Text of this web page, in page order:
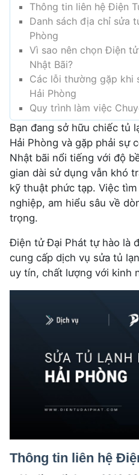
Thông tin liên hệ Điện
Danh sách địa chỉ sửa
Phòng
Vì sao nên chọn Điện
Nhật Bãi?
Các lỗi thường gặp khi
Hải Phòng
Quy trình làm việc
Bạn đang sở hữu chiếc tủ
Hải Phòng và gặp phải sự
Nhật bãi nổi tiếng với độ
gian dài sử dụng vẫn khó
kỹ thuật phức tạp. Việc
nghiệp, am hiểu sâu về
trọng.
Điện tử Đại Phát tự hào là
cung cấp dịch vụ sửa tủ
uy tín, chất lượng với kinh
Thông tin liên hệ